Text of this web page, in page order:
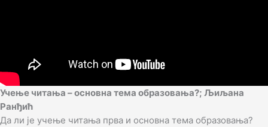
Учење читања – основна тема образовања?; Љиљана
Ранђић
Да ли је учење читања прва и основна тема образовања?